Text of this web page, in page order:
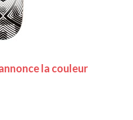
la couleur